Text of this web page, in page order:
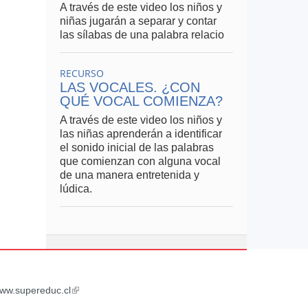
A través de este video los niños y
niñas jugarán a separar y contar
las sílabas de una palabra relacio
RECURSO
LAS VOCALES. ¿CON
QUÉ VOCAL COMIENZA?
A través de este video los niños y
las niñas aprenderán a identificar
el sonido inicial de las palabras
que comienzan con alguna vocal
de una manera entretenida y
lúdica.
(link